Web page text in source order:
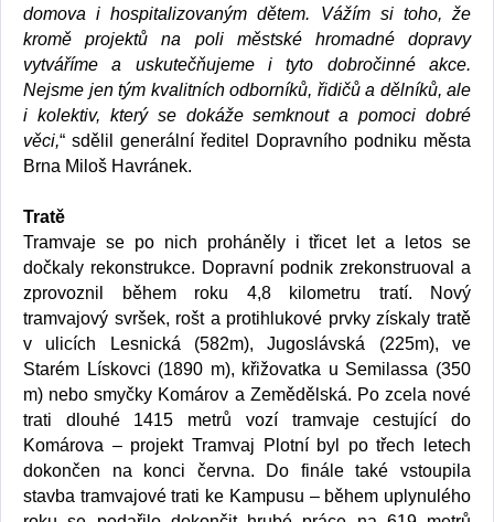
domova i hospitalizovaným dětem. Vážím si toho, že
kromě projektů na poli městské hromadné dopravy
vytváříme a uskutečňujeme i tyto dobročinné akce.
Nejsme jen tým kvalitních odborníků, řidičů a dělníků, ale
i kolektiv, který se dokáže semknout a pomoci dobré
věci,“ sdělil generální ředitel Dopravního podniku města
Brna Miloš Havránek.
Tratě
Tramvaje se po nich proháněly i třicet let a letos se
dočkaly rekonstrukce. Dopravní podnik zrekonstruoval a
zprovoznil během roku 4,8 kilometru tratí. Nový
tramvajový svršek, rošt a protihlukové prvky získaly tratě
v ulicích Lesnická (582m), Jugoslávská (225m), ve
Starém Lískovci (1890 m), křižovatka u Semilassa (350
m) nebo smyčky Komárov a Zemědělská. Po zcela nové
trati dlouhé 1415 metrů vozí tramvaje cestující do
Komárova – projekt Tramvaj Plotní byl po třech letech
dokončen na konci června. Do finále také vstoupila
stavba tramvajové trati ke Kampusu – během uplynulého